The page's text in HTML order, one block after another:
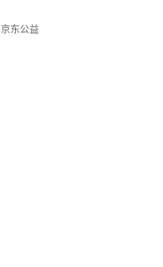
京东公益